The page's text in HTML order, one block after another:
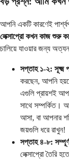
আপনি একটি কারণেই
লেক্সাপ্রো কখন কাজ শুরু
চালিয়ে যাওয়ার জন্য
সপ্তাহ ১-২: সূক্ষ্ম
করছেন, আপনি
এগুলি প্রায়শই
সাথে সম্পর্কিত।
আসা, বা আপনার
জয়গুলি ধরে রাখুন!
সপ্তাহ ৪-৮:
লেক্সাপ্রো তৈরি